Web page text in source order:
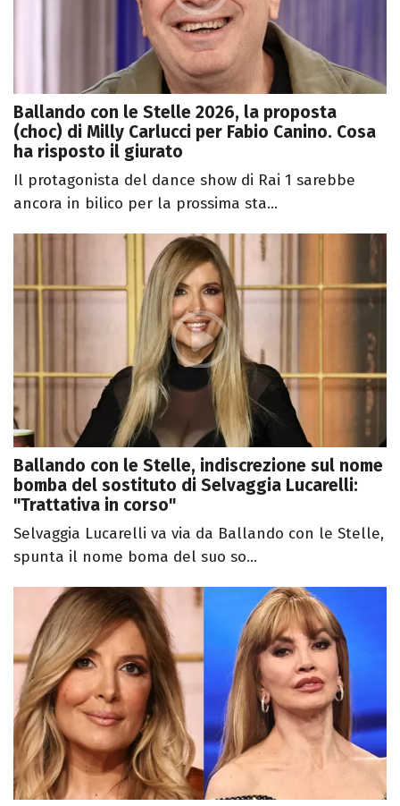
Ballando con le Stelle 2026, la proposta
(choc) di Milly Carlucci per Fabio Canino. Cosa
ha risposto il giurato
Il protagonista del dance show di Rai 1 sarebbe
ancora in bilico per la prossima sta...
Ballando con le Stelle, indiscrezione sul nome
bomba del sostituto di Selvaggia Lucarelli:
"Trattativa in corso"
Selvaggia Lucarelli va via da Ballando con le Stelle,
spunta il nome boma del suo so...